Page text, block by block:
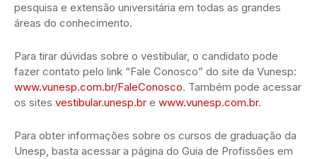
pesquisa e extensão universitária em todas as grandes
áreas do conhecimento.
Para tirar dúvidas sobre o vestibular, o candidato pode
fazer contato pelo link “Fale Conosco” do site da Vunesp:
www.vunesp.com.br/FaleConosco. Também pode acessar
os sites vestibular.unesp.br e www.vunesp.com.br.
Para obter informações sobre os cursos de graduação da
Unesp, basta acessar a página do Guia de Profissões em